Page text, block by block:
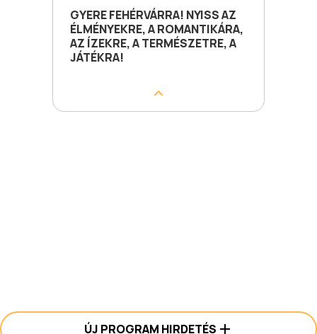
GYERE FEHÉRVÁRRA! NYISS AZ
ÉLMÉNYEKRE, A ROMANTIKÁRA,
AZ ÍZEKRE, A TERMÉSZETRE, A
JÁTÉKRA!
ÚJ PROGRAM HIRDETÉS